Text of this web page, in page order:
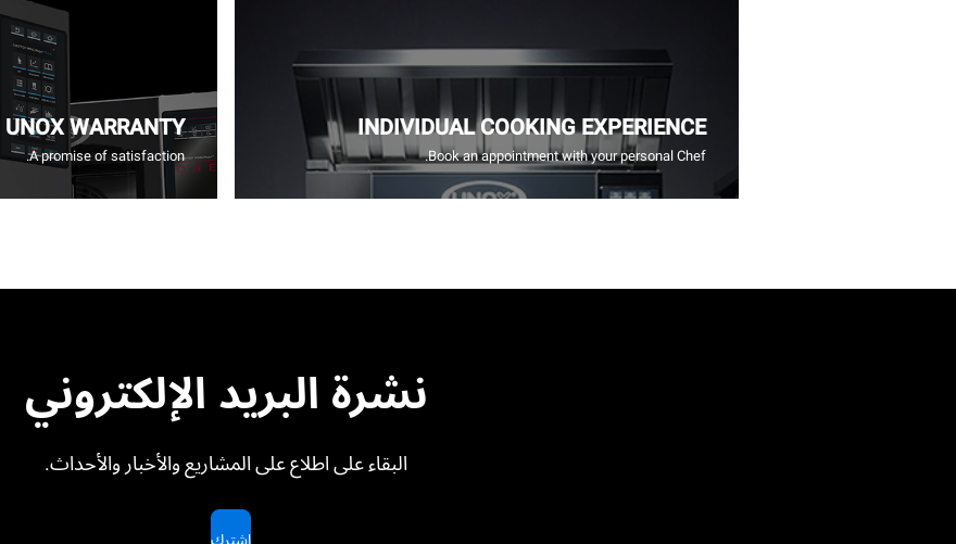
INDIVIDUAL COOKING EXPERIENCE
Book an appointment with your personal Chef.
UNOX WARRANTY
A promise of satisfaction.
نشرة البريد الإلكتروني
البقاء على اطلاع على المشاريع والأخبار والأحداث.
اشترك